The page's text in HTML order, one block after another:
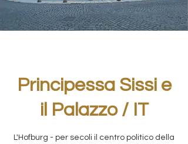
Principessa Sissi e
il Palazzo / IT
L'Hofburg - per secoli il centro politico della